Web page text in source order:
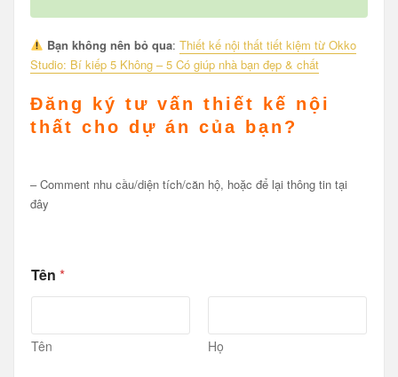
Bạn không nên bỏ qua: Thiết kế nội thất tiết kiệm từ Okko
Studio: Bí kiếp 5 Không – 5 Có giúp nhà bạn đẹp & chất
Đăng ký tư vấn thiết kế nội
thất cho dự án của bạn?
– Comment nhu cầu/diện tích/căn hộ, hoặc để lại thông tin tại
đây
Tên *
Tên Họ